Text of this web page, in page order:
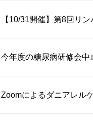
【10/31開催】第8回リ
今年度の糖尿病研修会中
Zoomによるダニアレル